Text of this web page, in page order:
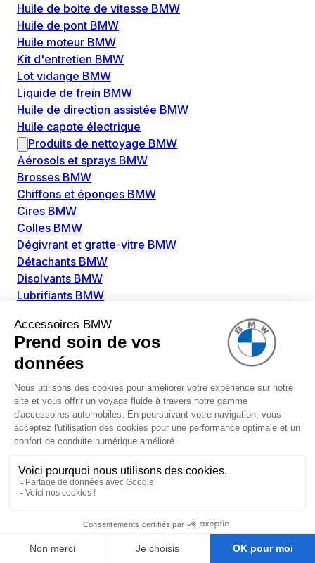
Huile de boite de vitesse BMW
Huile de pont BMW
Huile moteur BMW
Kit d'entretien BMW
Lot vidange BMW
Liquide de frein BMW
Huile de direction assistée BMW
Huile capote électrique
Produits de nettoyage BMW
Aérosols et sprays BMW
Brosses BMW
Chiffons et éponges BMW
Cires BMW
Colles BMW
Dégivrant et gratte-vitre BMW
Détachants BMW
Disolvants BMW
Lubrifiants BMW
Nettoyant extérieur BMW
Pièces détachées BMW
Alimentation Carburant BMW
Faisceau de câble pour réservoir avec pompe
d'aspiration BMW
Injecteur BMW
Pompe à carburant BMW
Pompe diesel BMW
Allumage / Préchauffage BMW
Bobines d'allumage BMW
Bougie de préchauffage BMW
Amortissement BMW